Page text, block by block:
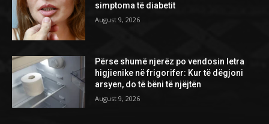
simptoma të diabetit
August 9, 2026
Përse shumë njerëz po vendosin letra
higjienike në frigorifer: Kur të dëgjoni
arsyen, do të bëni të njëjtën
August 9, 2026